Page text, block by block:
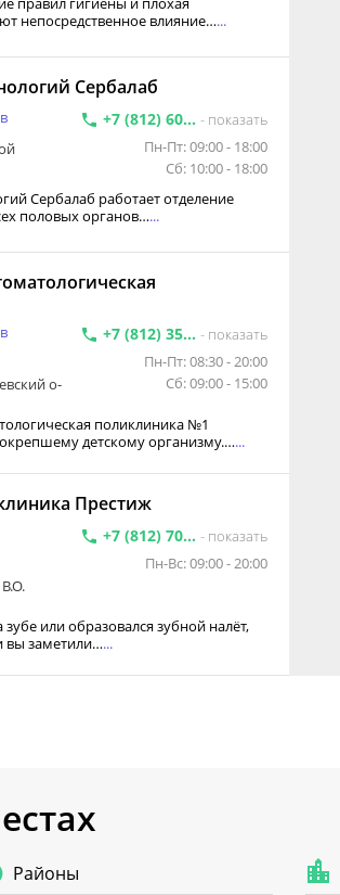
правил гигиены и плохая
непосредственное влияние…...
Сербалаб
+7 (812) 60... - показать
Пн-Пт: 09:00 - 18:00
Сб: 10:00 - 18:00
Сербалаб работает отделение
половых органов…...
о-
+7 (812) 35... - показать
Пн-Пт: 08:30 - 20:00
Сб: 09:00 - 15:00
поликлиника №1
детскому организму.…...
Престиж
+7 (812) 70... - показать
Пн-Вс: 09:00 - 20:00
зубе или образовался зубной налёт,
вы заметили…...
Районы